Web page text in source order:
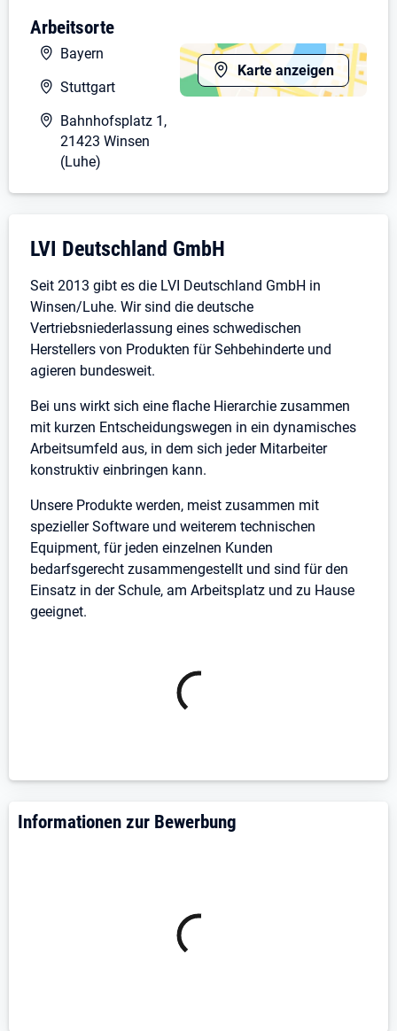
Was zeichnet den idealen Kandidaten (m/w/d) aus?
Ihnen macht es Spaß, direkten Kundenkontakt zu
haben und Sie zeichnet eine professionelle,
selbstständige und kundenorientierte
Arbeitsweise aus.
Gepflegtes Erscheinungsbild und gepflegte
verbunden mit deutschlandweiter
Gern bringen Sie gute Anwenderkenntnisse und
Interesse an Technik und Computern sowie
Grundkenntnisse in Englisch mit.
Sie arbeiten gern mit Engagement,
Eigenständigkeit, Initiative und Zielorientierung
als Teil eines Teams.
Quereinsteigende und Branchenneulinge sind herzlich
Willkommen. Eine entsprechende Einarbeitung ist
selbstverständlich.
Wir freuen uns auf kompetente Unterstützung für
unser motiviertes und sympathisches Team. Bitte
übersenden Sie uns im ersten Schritt die üblichen
Bewerbungsunterlagen und teilen uns zudem mit, ab
wann Sie bei uns starten könnten und wie Ihre
Gehaltsvorstellung lautet.
Arbeitsorte
Karte anzeigen
Bayern
Stuttgart
Bahnhofsplatz 1,
21423 Winsen
(Luhe)
Unternehmensdarstellung: LVI
LVI Deutschland GmbH
Seit 2013 gibt es die LVI Deutschland GmbH in
Winsen/Luhe. Wir sind die deutsche
Vertriebsniederlassung eines schwedischen
Herstellers von Produkten für Sehbehinderte und
agieren bundesweit.
Bei uns wirkt sich eine flache Hierarchie zusammen
mit kurzen Entscheidungswegen in ein dynamisches
Arbeitsumfeld aus, in dem sich jeder Mitarbeiter
konstruktiv einbringen kann.
Unsere Produkte werden, meist zusammen mit
spezieller Software und weiterem technischen
Equipment, für jeden einzelnen Kunden
bedarfsgerecht zusammengestellt und sind für den
Einsatz in der Schule, am Arbeitsplatz und zu Hause
geeignet.
Informationen zur Bewerbung